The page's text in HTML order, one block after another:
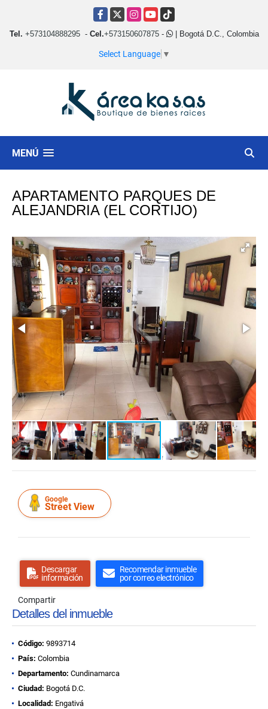
Facebook
X Instagram
YouTubeTikTok
Tel. +573104888295- Cel.+573150607875- | Bogotá D.C., Colombia
Select Language ▼
MENÚ
APARTAMENTO PARQUES DE
ALEJANDRIA (EL CORTIJO)
Google
Street View
Descargar
información
Recomendar inmueble
por correo electrónico
Compartir
Detalles del inmueble
Código: 9893714
País: Colombia
Departamento: Cundinamarca
Ciudad: Bogotá D.C.
Localidad: Engativá